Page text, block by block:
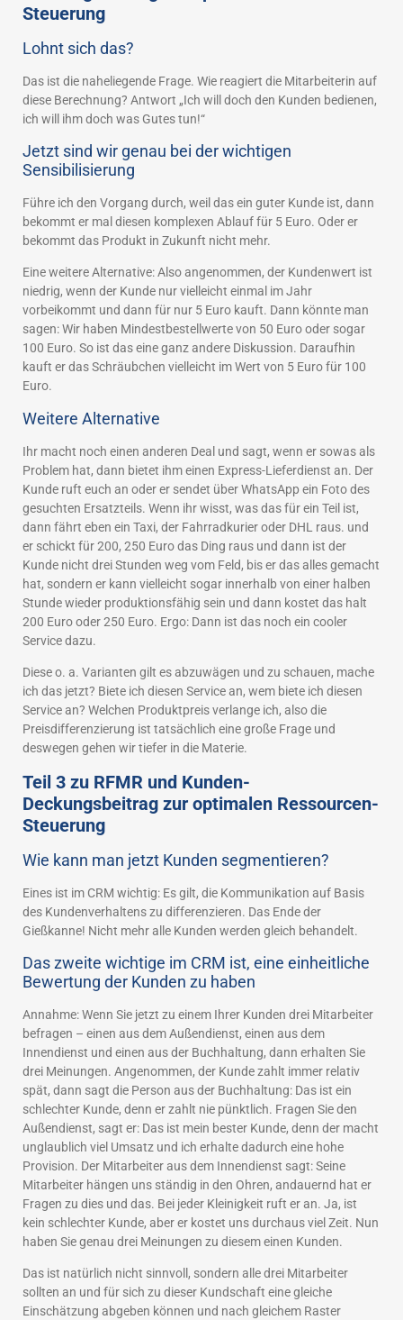
Steuerung
Lohnt sich das?
Das ist die naheliegende Frage. Wie reagiert die Mitarbeiterin auf
diese Berechnung? Antwort „Ich will doch den Kunden bedienen,
ich will ihm doch was Gutes tun!“
Jetzt sind wir genau bei der wichtigen
Sensibilisierung
Führe ich den Vorgang durch, weil das ein guter Kunde ist, dann
bekommt er mal diesen komplexen Ablauf für 5 Euro. Oder er
bekommt das Produkt in Zukunft nicht mehr.
Eine weitere Alternative: Also angenommen, der Kundenwert ist
niedrig, wenn der Kunde nur vielleicht einmal im Jahr
vorbeikommt und dann für nur 5 Euro kauft. Dann könnte man
sagen: Wir haben Mindestbestellwerte von 50 Euro oder sogar
100 Euro. So ist das eine ganz andere Diskussion. Daraufhin
kauft er das Schräubchen vielleicht im Wert von 5 Euro für 100
Euro.
Weitere Alternative
Ihr macht noch einen anderen Deal und sagt, wenn er sowas als
Problem hat, dann bietet ihm einen Express-Lieferdienst an. Der
Kunde ruft euch an oder er sendet über WhatsApp ein Foto des
gesuchten Ersatzteils. Wenn ihr wisst, was das für ein Teil ist,
dann fährt eben ein Taxi, der Fahrradkurier oder DHL raus. und
er schickt für 200, 250 Euro das Ding raus und dann ist der
Kunde nicht drei Stunden weg vom Feld, bis er das alles gemacht
hat, sondern er kann vielleicht sogar innerhalb von einer halben
Stunde wieder produktionsfähig sein und dann kostet das halt
200 Euro oder 250 Euro. Ergo: Dann ist das noch ein cooler
Service dazu.
Diese o. a. Varianten gilt es abzuwägen und zu schauen, mache
ich das jetzt? Biete ich diesen Service an, wem biete ich diesen
Service an? Welchen Produktpreis verlange ich, also die
Preisdifferenzierung ist tatsächlich eine große Frage und
deswegen gehen wir tiefer in die Materie.
Teil 3 zu RFMR und Kunden-
Deckungsbeitrag zur optimalen Ressourcen-
Steuerung
Wie kann man jetzt Kunden segmentieren?
Eines ist im CRM wichtig: Es gilt, die Kommunikation auf Basis
des Kundenverhaltens zu differenzieren. Das Ende der
Gießkanne! Nicht mehr alle Kunden werden gleich behandelt.
Das zweite wichtige im CRM ist, eine einheitliche
Bewertung der Kunden zu haben
Annahme: Wenn Sie jetzt zu einem Ihrer Kunden drei Mitarbeiter
befragen – einen aus dem Außendienst, einen aus dem
Innendienst und einen aus der Buchhaltung, dann erhalten Sie
drei Meinungen. Angenommen, der Kunde zahlt immer relativ
spät, dann sagt die Person aus der Buchhaltung: Das ist ein
schlechter Kunde, denn er zahlt nie pünktlich. Fragen Sie den
Außendienst, sagt er: Das ist mein bester Kunde, denn der macht
unglaublich viel Umsatz und ich erhalte dadurch eine hohe
Provision. Der Mitarbeiter aus dem Innendienst sagt: Seine
Mitarbeiter hängen uns ständig in den Ohren, andauernd hat er
Fragen zu dies und das. Bei jeder Kleinigkeit ruft er an. Ja, ist
kein schlechter Kunde, aber er kostet uns durchaus viel Zeit. Nun
haben Sie genau drei Meinungen zu diesem einen Kunden.
Das ist natürlich nicht sinnvoll, sondern alle drei Mitarbeiter
sollten an und für sich zu dieser Kundschaft eine gleiche
Einschätzung abgeben können und nach gleichem Raster